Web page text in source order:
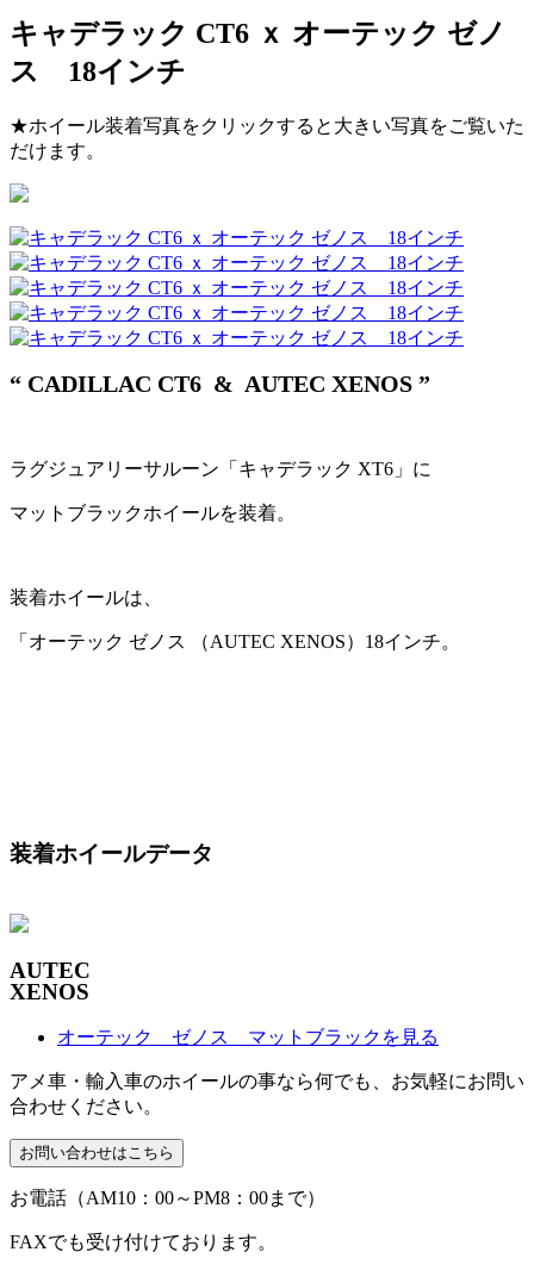
キャデラック CT6 ｘ オーテック ゼノ
ス 18インチ
★ホイール装着写真をクリックすると大きい写真をご覧いた
だけます。
“ CADILLAC CT6 & AUTEC XENOS ”
ラグジュアリーサルーン「キャデラック XT6」に
マットブラックホイールを装着。
装着ホイールは、
「オーテック ゼノス （AUTEC XENOS）18インチ。
装着ホイールデータ
AUTEC
XENOS
オーテック ゼノス マットブラックを見る
アメ車・輸入車のホイールの事なら何でも、お気軽にお問い
合わせください。
お電話（AM10：00～PM8：00まで）
FAXでも受け付けております。